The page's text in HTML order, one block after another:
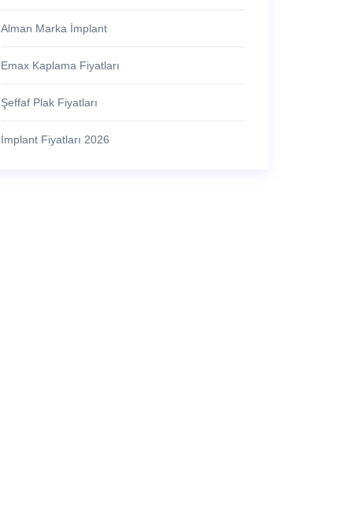
Alman Marka İmplant
Emax Kaplama Fiyatları
Şeffaf Plak Fiyatları
İmplant Fiyatları 2026